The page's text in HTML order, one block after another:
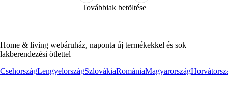
Továbbiak betöltése
Home & living webáruház, naponta új termékekkel és sok
lakberendezési ötlettel
CsehországLengyelországSzlovákiaRomániaMagyarország